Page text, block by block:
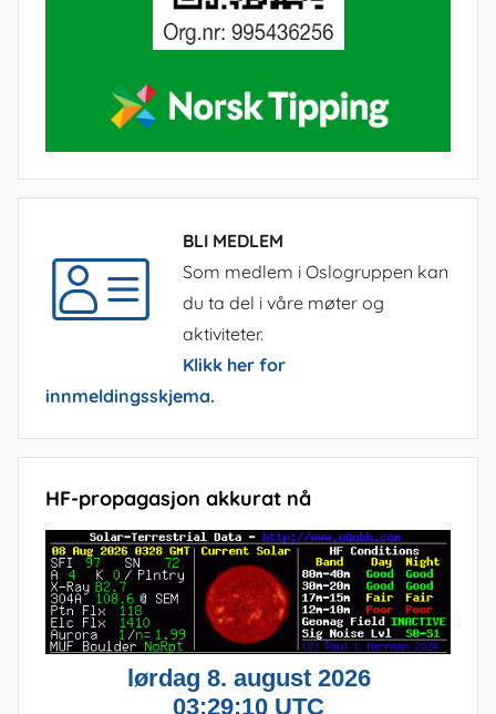
BLI MEDLEM
Som medlem i Oslogruppen kan
du ta del i våre møter og
aktiviteter.
Klikk her for
innmeldingsskjema.
HF-propagasjon akkurat nå